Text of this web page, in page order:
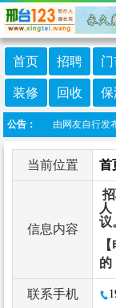
首页 招聘
装修 回收 保
公告：
栏目信息由网友自行发布
当前位置 首
信息内容
议
的
联系手机